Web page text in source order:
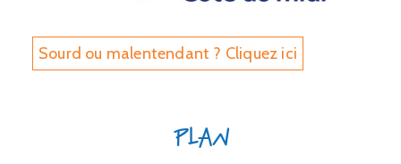
Sourd ou malentendant ? Cliquez ici
Plan